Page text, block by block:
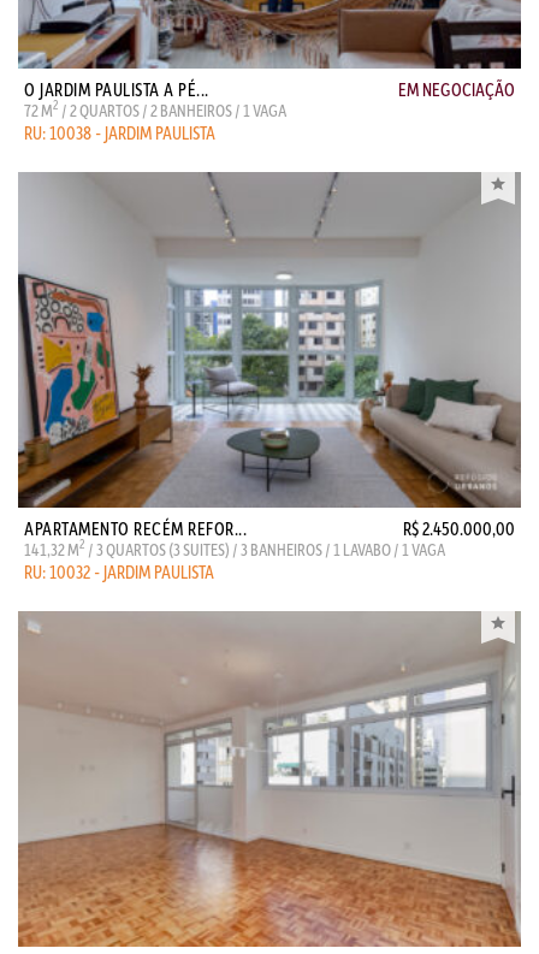
O JARDIM PAULISTA A PÉ... EM NEGOCIAÇÃO
72 M2 / 2 QUARTOS / 2 BANHEIROS / 1 VAGA
RU: 10038 - JARDIM PAULISTA
APARTAMENTO RECÉM REFOR... R$ 2.450.000,00
141,32 M2 / 3 QUARTOS (3 SUITES) / 3 BANHEIROS / 1 LAVABO / 1 VAGA
RU: 10032 - JARDIM PAULISTA